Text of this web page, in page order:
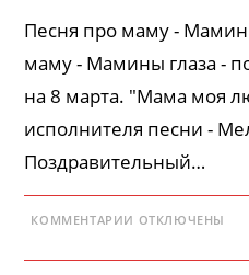
Песня про маму -
маму - Мамины глаза -
на 8 марта. "Мама моя
исполнителя песни -
Поздравительный…
КОММЕНТАРИИ К
ПРО
ОТКЛЮЧЕНЫ